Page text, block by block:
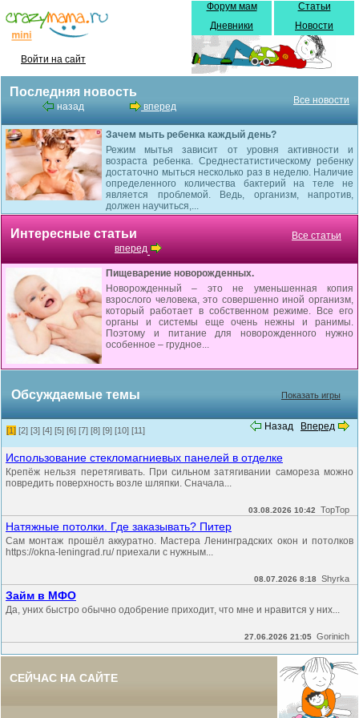
Войти на сайт
Форум мам
Дневники
Статьи
Новости
Последняя новость
назад вперед
Все новости
Зачем мыть ребенка каждый день?
Режим мытья зависит от уровня активности и
возраста ребенка. Среднестатистическому ребенку
достаточно мыться несколько раз в неделю. Наличие
определенного количества бактерий на теле не
является проблемой. Ведь, организм, напротив,
должен научиться,...
Интересные статьи
вперед
Все статьи
Пищеварение новорожденных.
Новорожденный – это не уменьшенная копия
взрослого человека, это совершенно иной организм,
который работает в собственном режиме. Все его
органы и системы еще очень нежны и ранимы.
Поэтому и питание для новорожденного нужно
особенное – грудное...
Обсуждаемые темы Показать игры
Назад Вперед
[1] [2] [3] [4] [5] [6] [7] [8] [9] [10] [11]
Использование стекломагниевых панелей в отделке
Крепёж нельзя перетягивать. При сильном затягивании самореза можно
повредить поверхность возле шляпки. Сначала...
03.08.2026 10:42 TopTop
Натяжные потолки. Где заказывать? Питер
Сам монтаж прошёл аккуратно. Мастера Ленинградских окон и потолков
https://okna-leningrad.ru/ приехали с нужным...
08.07.2026 8:18 Shyrka
Займ в МФО
Да, уних быстро обычно одобрение приходит, что мне и нравится у них...
27.06.2026 21:05 Gorinich
СЕЙЧАС НА САЙТЕ